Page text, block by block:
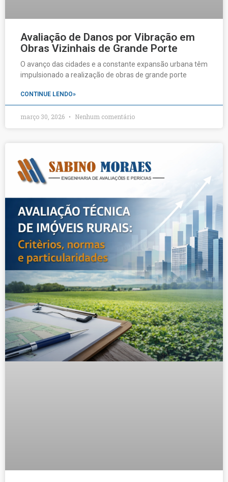
Avaliação de Danos por Vibração em
Obras Vizinhais de Grande Porte
O avanço das cidades e a constante expansão urbana têm
impulsionado a realização de obras de grande porte
CONTINUE LENDO»
março 30, 2026 Nenhum comentário